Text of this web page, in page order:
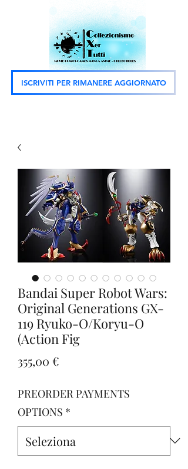
ISCRIVITI PER RIMANERE AGGIORNATO
Bandai Super Robot Wars:
Original Generations GX-
119 Ryuko-O/Koryu-O
(Action Fig
355,00 €
PREORDER PAYMENTS
OPTIONS *